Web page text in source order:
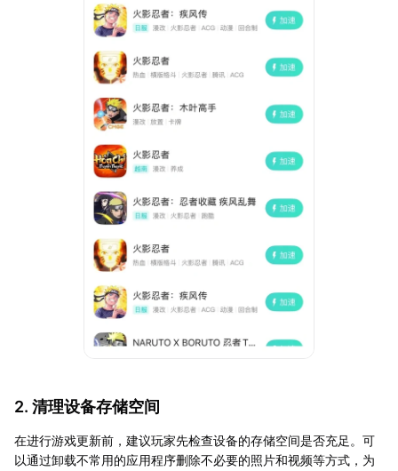
2. 清理设备存储空间
在进行游戏更新前，建议玩家先检查设备的存储空间是否充足。可
以通过卸载不常用的应用程序删除不必要的照片和视频等方式，为